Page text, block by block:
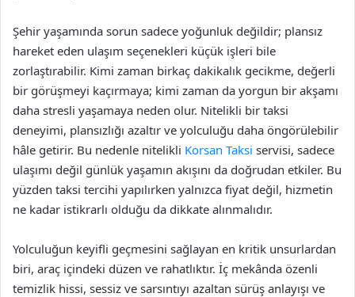
Şehir yaşamında sorun sadece yoğunluk değildir; plansız
hareket eden ulaşım seçenekleri küçük işleri bile
zorlaştırabilir. Kimi zaman birkaç dakikalık gecikme, değerli
bir görüşmeyi kaçırmaya; kimi zaman da yorgun bir akşamı
daha stresli yaşamaya neden olur. Nitelikli bir taksi
deneyimi, plansızlığı azaltır ve yolculuğu daha öngörülebilir
hâle getirir. Bu nedenle nitelikli Korsan Taksi servisi, sadece
ulaşımı değil günlük yaşamın akışını da doğrudan etkiler. Bu
yüzden taksi tercihi yapılırken yalnızca fiyat değil, hizmetin
ne kadar istikrarlı olduğu da dikkate alınmalıdır.
Yolculuğun keyifli geçmesini sağlayan en kritik unsurlardan
biri, araç içindeki düzen ve rahatlıktır. İç mekânda özenli
temizlik hissi, sessiz ve sarsıntıyı azaltan sürüş anlayışı ve